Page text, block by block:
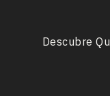
Descubre